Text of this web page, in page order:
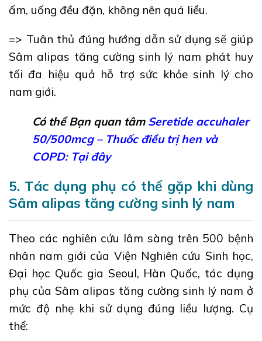
ấm, uống đều đặn, không nên quá liều.
=> Tuân thủ đúng hướng dẫn sử dụng sẽ giúp
Sâm alipas tăng cường sinh lý nam phát huy
tối đa hiệu quả hỗ trợ sức khỏe sinh lý cho
nam giới.
Có thể Bạn quan tâmSeretide accuhaler
50/500mcg – Thuốc điều trị hen và
COPD: Tại đây
5. Tác dụng phụ có thể gặp khi dùng
Sâm alipas tăng cường sinh lý nam
Theo các nghiên cứu lâm sàng trên 500 bệnh
nhân nam giới của Viện Nghiên cứu Sinh học,
Đại học Quốc gia Seoul, Hàn Quốc, tác dụng
phụ của Sâm alipas tăng cường sinh lý nam ở
mức độ nhẹ khi sử dụng đúng liều lượng. Cụ
thể: